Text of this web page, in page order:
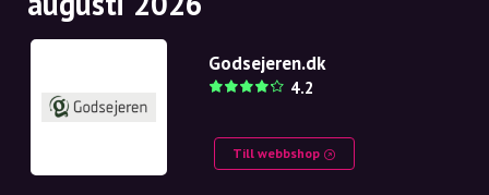
NO
NL
Godsejeren.dk
4.2
Till webbshop